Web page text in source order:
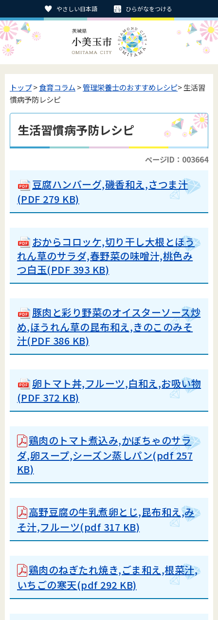
やさしい日本語 ひらがなをつける
トップ>食育コラム >管理栄養士のおすすめレシピ> 生活習
慣病予防レシピ
生活習慣病予防レシピ
ページID：003664
豆腐ハンバーグ,磯香和え,さつま汁
(PDF 279 KB)
おからコロッケ,切り干し大根とほう
れん草のサラダ,春野菜の味噌汁,桃色み
つ白玉(PDF 393 KB)
豚肉と彩り野菜のオイスターソース炒
め,ほうれん草の昆布和え,きのこのみそ
汁(PDF 386 KB)
卵トマト丼,フルーツ,白和え,お吸い物
(PDF 372 KB)
鶏肉のトマト煮込み,かぼちゃのサラ
ダ,卵スープ,シーズン蒸しパン(pdf 257
KB)
高野豆腐の牛乳煮卵とじ,昆布和え,み
そ汁,フルーツ(pdf 317 KB)
鶏肉のねぎたれ焼き,ごま和え,根菜汁,
いちごの寒天(pdf 292 KB)